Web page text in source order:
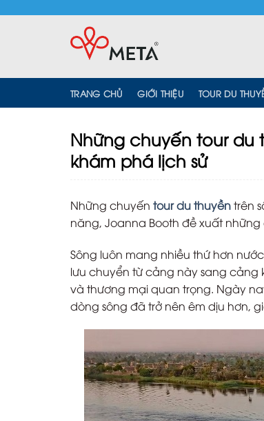
TRANG CHỦ GIỚI THIỆU TOUR DU
Những chuyến tour du
khám phá lịch sử
Những chuyến tour du thuyềntrên
năng, Joanna Booth đề xuất
Sông luôn mang nhiều thứ hơn
lưu chuyển từ cảng này sang cảng
và thương mại quan trọng. Ngày
dòng sông đã trở nên êm dịu hơn,